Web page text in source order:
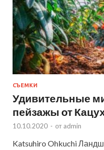
СЪЕМКИ
Удивительные
пейзажы от
10.10.2020 - от admin
Katsuhiro Ohkuchi